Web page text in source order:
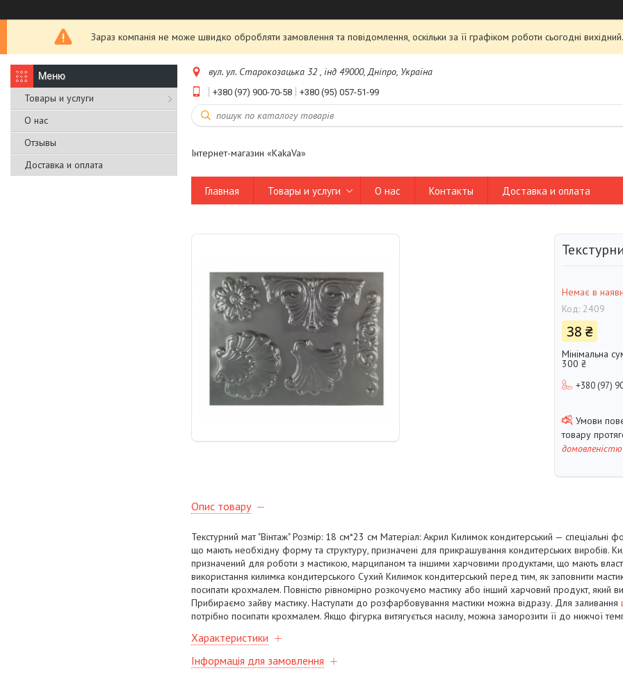
Зараз компанія не може швидко обробляти замовлення та повідомлення, оскільки за її графіком роботи сьогодні
Товары и услуги
О нас
Отзывы
Доставка и оплата
вул. ул. Старокозацька 32 , інд 49000, Дніпро, Україна
+380 (97) 900-70-58 +380 (95) 057-51-99
Інтернет-магазин «KakaVa»
Главная Товары и услуги О нас Контакты Доставка и оплата
Немає в
Код: 2409
38 ₴
Мінімальна
300 ₴
+380 (97)
товару
домовленістю
Опис товару
Текстурний мат "Вінтаж" Розмір: 18 см*23 см Матеріал: Акрил Килимок кондитерський — спеціальні
що мають необхідну форму та структуру, призначені для прикрашування кондитерських виробів.
призначений для роботи з мастикою, марципаном та іншими харчовими продуктами, що мають
використання килимка кондитерського Сухий Килимок кондитерський перед тим, як заповнити
посипати крохмалем. Повністю рівномірно розкочуємо мастику або інший харчовий продукт, який
Прибираємо зайву мастику. Наступати до розфарбовування мастики можна відразу. Для заливання
потрібно посипати крохмалем. Якщо фігурка витягується насилу, можна заморозити її до нижчої
Характеристики
Інформація для замовлення